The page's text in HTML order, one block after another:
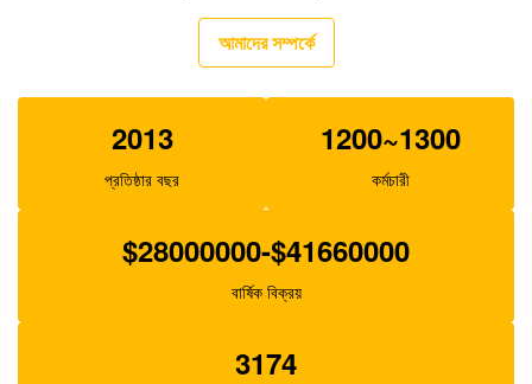
খননকারীর EC290C 14549422 হাইড্রোলিক গিয়ার পাম্প
আমাদের সম্পর্কে
2013
প্রতিষ্ঠার বছর
1200~1300
কর্মচারী
$28000000-$41660000
বার্ষিক বিক্রয়
3174